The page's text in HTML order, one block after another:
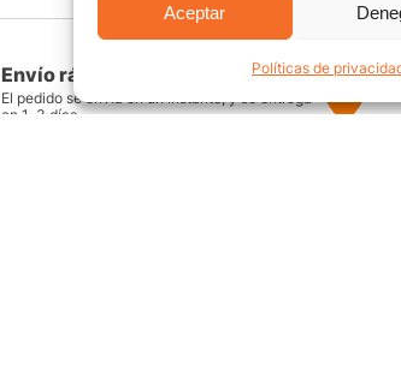
Aceptar
Políticas de
Envío rápido y seguro
El pedido se envía en un instante, y se entrega
en 1-3 días